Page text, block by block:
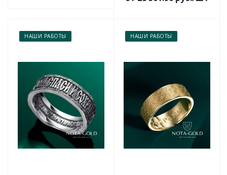
НАШИ РАБОТЫ НАШИ РАБОТЫ